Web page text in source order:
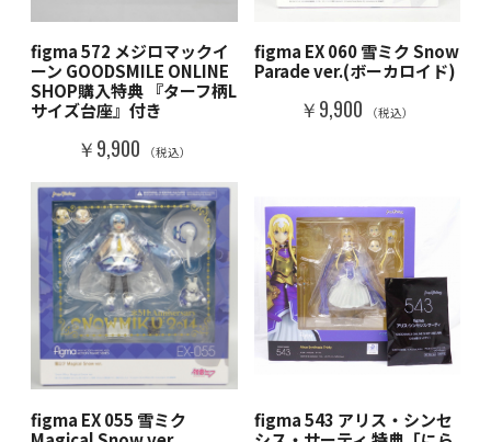
figma 572 メジロマックイ
ーン GOODSMILE ONLINE
SHOP購入特典 『ターフ柄L
サイズ台座』付き
￥9,900 （税込）
figma EX 060 雪ミク Snow
Parade ver.(ボーカロイド)
￥9,900 （税込）
figma EX 055 雪ミク
figma 543 アリス・シンセ